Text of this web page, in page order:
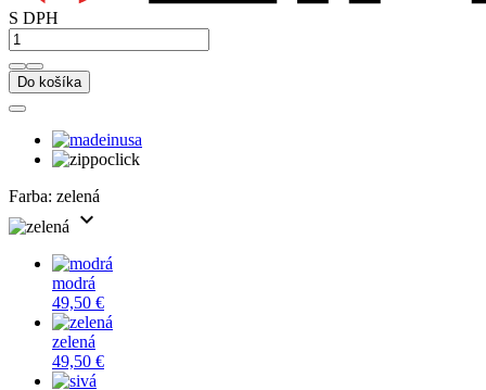
S DPH
Do košíka
Farba: zelená
expand_more
modrá
49,50 €
zelená
49,50 €